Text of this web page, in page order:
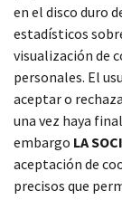
en el disco duro
estadísticos
visualización de
personales. El
aceptar o
una vez haya
embargo LA
aceptación de
precisos que